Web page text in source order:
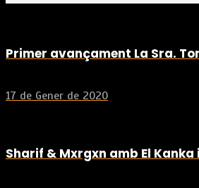
Primer avançament La Sra.
17 de Gener de 2020
Sharif & Mxrgxn amb El Kanka